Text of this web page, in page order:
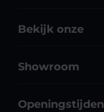
Bekijk onze
Showroom
Openingstijden